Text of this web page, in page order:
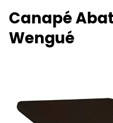
Canapé
Wengué